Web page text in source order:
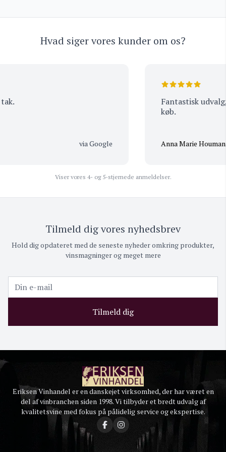
Hvad siger vores kunder om os?
via Google
Fantastisk udvalg,
køb.
Anna Marie Houmann
Viser vores 4- og 5-stjernede anmeldelser.
Tilmeld dig vores nyhedsbrev
Hold dig opdateret med de seneste nyheder omkring produkter,
vinsmagninger og meget mere
Tilmeld dig
Eriksen Vinhandel er en danskejet virksomhed, der har været en
del af vinbranchen siden 1998. Vi tilbyder et bredt udvalg af
kvalitetsvine med fokus på pålidelig service og ekspertise.